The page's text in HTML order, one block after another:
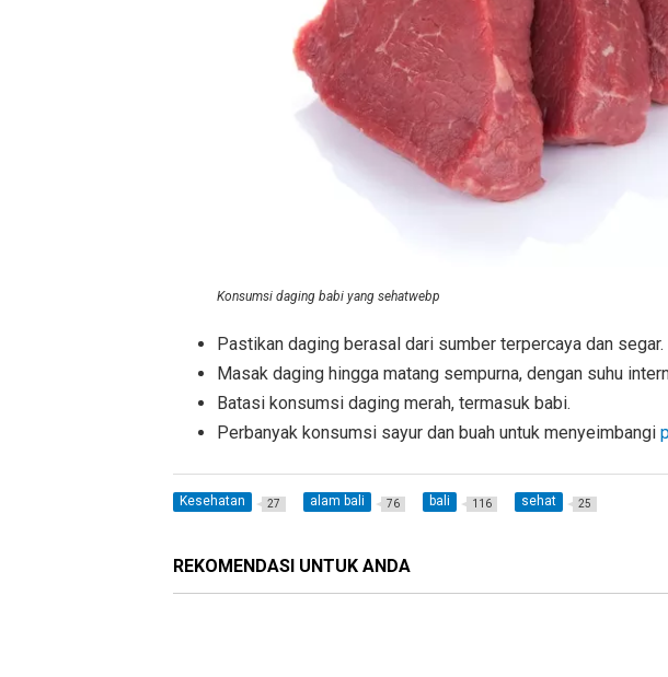
Konsumsi daging babi yang sehatwebp
Pastikan daging berasal dari sumber terpercaya dan segar.
Masak daging hingga matang sempurna, dengan suhu
Batasi konsumsi daging merah, termasuk babi.
Perbanyak konsumsi sayur dan buah untuk menyeimbangi
Kesehatan 27 alam bali 76 bali 116 sehat 25
REKOMENDASI UNTUK ANDA